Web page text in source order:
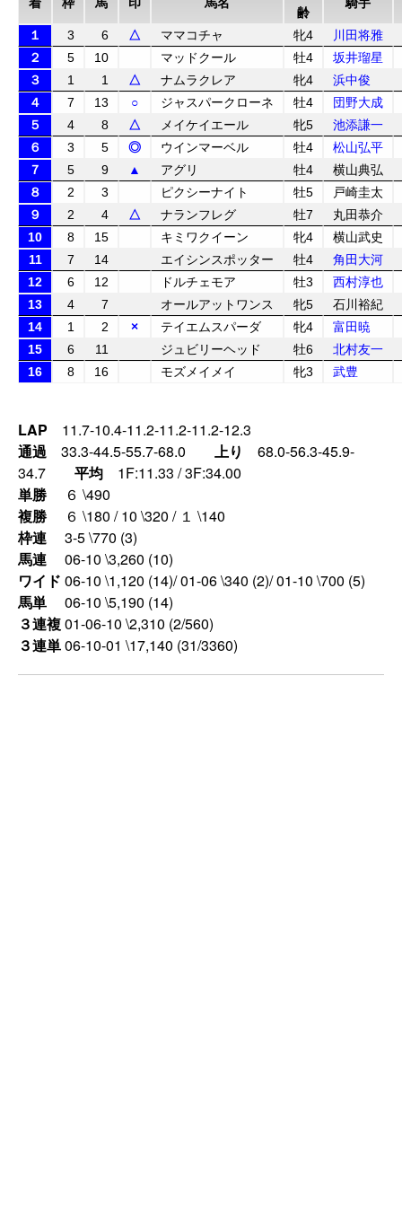
齢
１ 3 6 △ ママコチャ 牝4
川田将雅
２
5 10 マッドクール 牡4
坂井瑠星
３
1 1 △ ナムラクレア 牝4
浜中俊
４
7 13 ○ ジャスパークローネ 牡4
団野大成
５
4 8 △ メイケイエール 牝5
池添謙一
６
3 5 ◎ ウインマーベル 牡4
松山弘平
７
5 9 ▲ アグリ 牡4
横山典弘
８
2 3 ピクシーナイト 牡5
戸崎圭太
９
2 4 △ ナランフレグ 牡7
丸田恭介
10
8 15 キミワクイーン 牝4
横山武史
11
7 14 エイシンスポッター 牡4
角田大河
12
6 12 ドルチェモア 牡3
西村淳也
13
4 7 オールアットワンス 牝5
石川裕紀
14
1 2 × テイエムスパーダ 牝4
富田暁
15
6 11 ジュビリーヘッド 牡6
北村友一
16
8 16 モズメイメイ 牝3 武豊
LAP 11.7-10.4-11.2-11.2-11.2-12.3
通過 33.3-44.5-55.7-68.0 上り 68.0-56.3-45.9-
34.7 平均 1F:11.33 / 3F:34.00
単勝
６ \490
複勝
６ \180 / 10 \320 / １ \140
枠連
3-5 \770 (3)
馬連
06-10 \3,260 (10)
ワイド 06-10 \1,120 (14)/ 01-06 \340 (2)/ 01-10 \700 (5)
馬単
06-10 \5,190 (14)
３連複01-06-10 \2,310 (2/560)
３連単06-10-01 \17,140 (31/3360)